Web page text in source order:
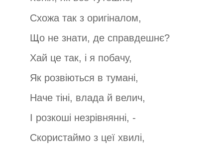
Схожа так з оригіналом,
Що не знати, де справдешнє?
Хай це так, і я побачу,
Як розвіються в тумані,
Наче тіні, влада й велич,
І розкоші незрівнянні, -
Скористаймо з цеї хвилі,